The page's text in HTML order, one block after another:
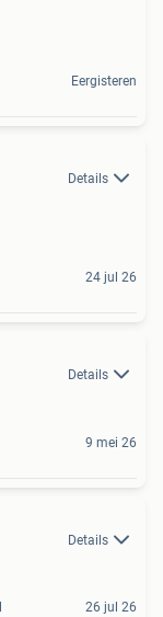
Eergisteren
Details
24 jul 26
Details
9 mei 26
Details
26 jul 26